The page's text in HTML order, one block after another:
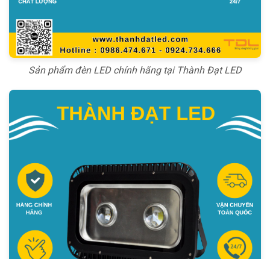
Sản phẩm đèn LED chính hãng tại Thành Đạt LED